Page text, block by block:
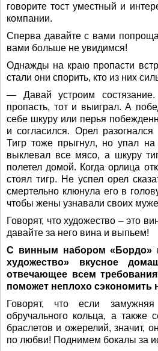
говорите тост уместный и
компании.
Сперва давайте с вами
вами больше не увидимся!
Однажды на краю пропасти
стали они спорить, кто из них
— Давай устроим состязание.
пропасть, тот и выиграл. А
себе шкуру или перья
и согласился. Орел разогнался
Тигр тоже прыгнул, но упал
выклевал все мясо, а шкуру
полетел домой. Когда орлица
стоял тигр. Не успел орел
смертельно клюнула его в
чтобы жены узнавали своих
Говорят, что художество – это
давайте за него вина и выпьем!
С винным набором «Бордо»
художество» вкусное
отвечающее всем
поможет неплохо сэкономить
Говорят, что если
обручального кольца, а также
браслетов и ожерелий, значит,
по любви! Поднимем бокалы за